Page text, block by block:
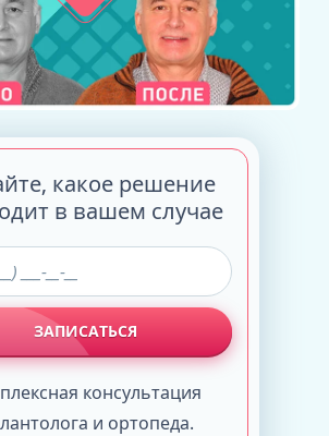
какое решение
в вашем случае
ЗАПИСАТЬСЯ
консультация
и ортопеда.